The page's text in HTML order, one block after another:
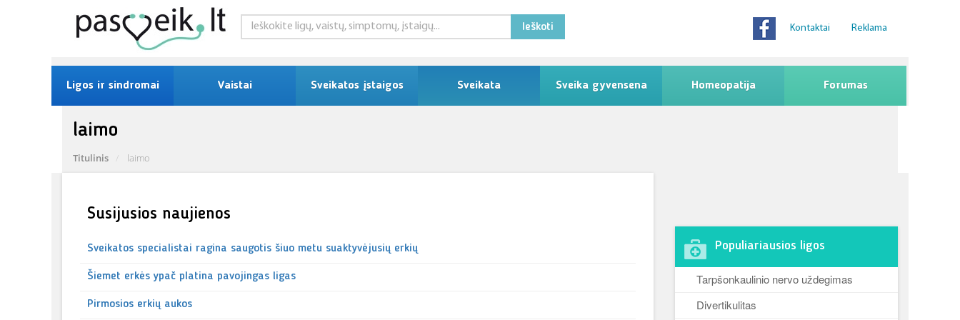
Ieškoti Kontaktai Reklama
Ligos ir sindromai Vaistai Sveikatos įstaigos Sveikata Sveika gyvensena Homeopatija Forumas
laimo
Titulinis laimo
Susijusios naujienos
Sveikatos specialistai ragina saugotis šiuo metu suaktyvėjusių erkių
Šiemet erkės ypač platina pavojingas ligas
Pirmosios erkių aukos
Populiariausios ligos
Tarpšonkaulinio nervo uždegimas
Divertikulitas